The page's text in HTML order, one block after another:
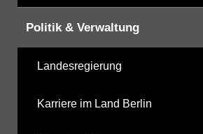
Politik & Verwaltung
Landesregierung
Karriere im Land Berlin